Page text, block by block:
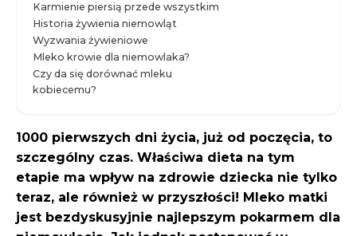
Karmienie piersią przede wszystkim
Historia żywienia niemowląt
Wyzwania żywieniowe
Mleko krowie dla niemowlaka?
Czy da się dorównać mleku
kobiecemu?
1000 pierwszych dni życia, już od poczęcia, to
szczególny czas. Właściwa dieta na tym
etapie ma wpływ na zdrowie dziecka nie tylko
teraz, ale również w przyszłości! Mleko matki
jest bezdyskusyjnie najlepszym pokarmem dla